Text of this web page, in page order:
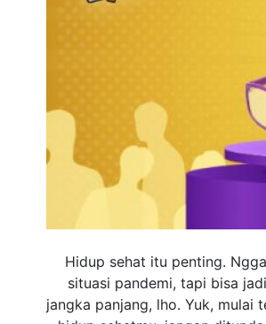
Hidup sehat itu penting.
situasi pandemi, tapi bisa
jangka panjang, lho. Yuk, mulai